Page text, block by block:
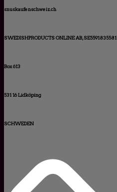
snuskaufenschweiz.ch
SWEDISHPRODUCTS ONLINE AB, SE5591835581
Box 613
531 16 Lidköping
SCHWEDEN